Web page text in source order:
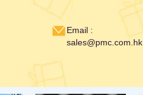
Email :
sales@pmc.com.hk